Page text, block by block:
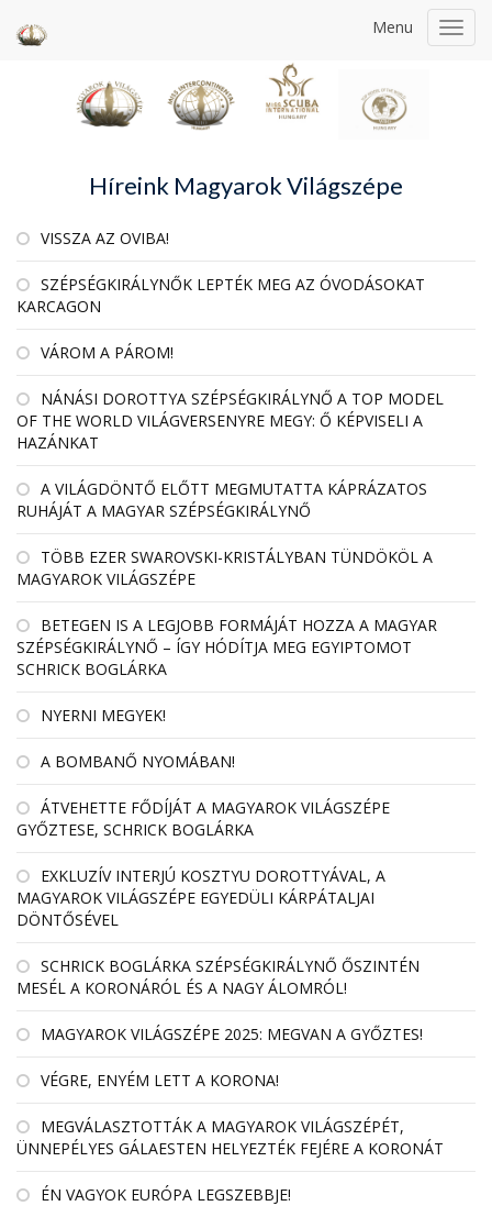
Menu
Híreink Magyarok Világszépe
VISSZA AZ OVIBA!
SZÉPSÉGKIRÁLYNŐK LEPTÉK MEG AZ ÓVODÁSOKAT
KARCAGON
VÁROM A PÁROM!
NÁNÁSI DOROTTYA SZÉPSÉGKIRÁLYNŐ A TOP MODEL
OF THE WORLD VILÁGVERSENYRE MEGY: Ő KÉPVISELI A
HAZÁNKAT
A VILÁGDÖNTŐ ELŐTT MEGMUTATTA KÁPRÁZATOS
RUHÁJÁT A MAGYAR SZÉPSÉGKIRÁLYNŐ
TÖBB EZER SWAROVSKI-KRISTÁLYBAN TÜNDÖKÖL A
MAGYAROK VILÁGSZÉPE
BETEGEN IS A LEGJOBB FORMÁJÁT HOZZA A MAGYAR
SZÉPSÉGKIRÁLYNŐ – ÍGY HÓDÍTJA MEG EGYIPTOMOT
SCHRICK BOGLÁRKA
NYERNI MEGYEK!
A BOMBANŐ NYOMÁBAN!
ÁTVEHETTE FŐDÍJÁT A MAGYAROK VILÁGSZÉPE
GYŐZTESE, SCHRICK BOGLÁRKA
EXKLUZÍV INTERJÚ KOSZTYU DOROTTYÁVAL, A
MAGYAROK VILÁGSZÉPE EGYEDÜLI KÁRPÁTALJAI
DÖNTŐSÉVEL
SCHRICK BOGLÁRKA SZÉPSÉGKIRÁLYNŐ ŐSZINTÉN
MESÉL A KORONÁRÓL ÉS A NAGY ÁLOMRÓL!
MAGYAROK VILÁGSZÉPE 2025: MEGVAN A GYŐZTES!
VÉGRE, ENYÉM LETT A KORONA!
MEGVÁLASZTOTTÁK A MAGYAROK VILÁGSZÉPÉT,
ÜNNEPÉLYES GÁLAESTEN HELYEZTÉK FEJÉRE A KORONÁT
ÉN VAGYOK EURÓPA LEGSZEBBJE!